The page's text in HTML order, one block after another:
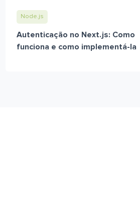
Node.js
Autenticação no Next.js: Como
funciona e como implementá-la